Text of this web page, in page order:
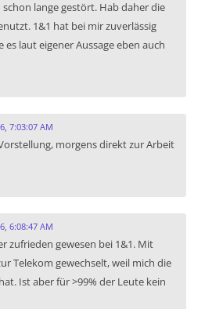
schon lange gestört. Hab daher die
1&1 hat bei mir zuverlässig
laut eigener Aussage eben auch
7:03:07 AM
morgens direkt zur Arbeit
6:08:47 AM
zufrieden gewesen bei 1&1. Mit
Telekom gewechselt, weil mich die
Ist aber für >99% der Leute kein